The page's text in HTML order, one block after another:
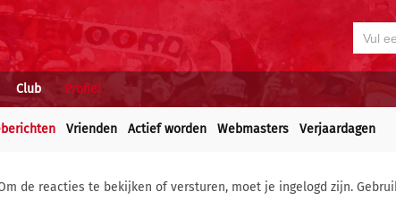
Club Profiel
Vrienden Actief worden Webmasters Verjaardagen
de reacties te bekijken of versturen, moet je ingelogd zijn.